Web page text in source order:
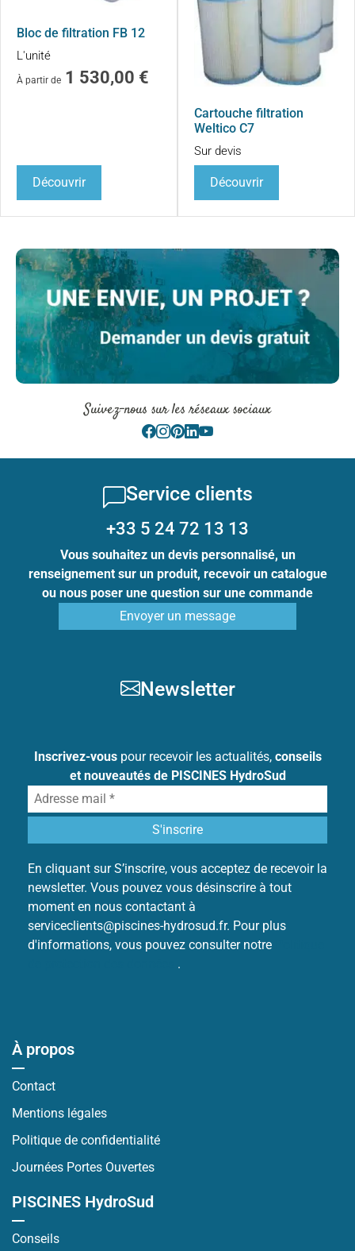
Bloc de filtration FB 12
L'unité
À partir de 1 530,00 €
Découvrir
Cartouche filtration
Weltico C7
Sur devis
Découvrir
Suivez-nous sur les réseaux sociaux
Service clients
+33 5 24 72 13 13
Vous souhaitez un devis personnalisé, un
renseignement sur un produit, recevoir un catalogue
ou nous poser une question sur une commande
Envoyer un message
Newsletter
Inscrivez-vouspour recevoir les actualités, conseils
et nouveautés de PISCINES HydroSud
En cliquant sur S’inscrire, vous acceptez de recevoir la
newsletter. Vous pouvez vous désinscrire à tout
moment en nous contactant à
serviceclients@piscines-hydrosud.fr. Pour plus
d'informations, vous pouvez consulter notre
.
À propos
Contact
Mentions légales
Politique de confidentialité
Journées Portes Ouvertes
PISCINES HydroSud
Conseils